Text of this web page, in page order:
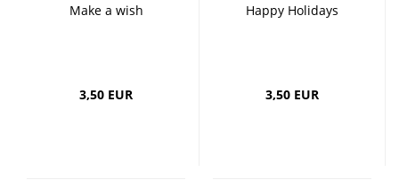
Make a wish
3,50 EUR
Happy Holidays
3,50 EUR